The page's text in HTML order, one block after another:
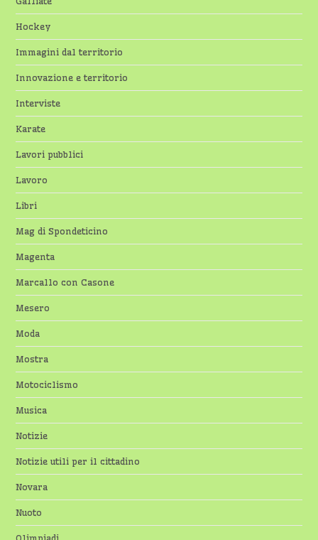
Hockey
Immagini dal territorio
Innovazione e territorio
Interviste
Karate
Lavori pubblici
Lavoro
Libri
Mag di Spondeticino
Magenta
Marcallo con Casone
Mesero
Moda
Mostra
Motociclismo
Musica
Notizie
Notizie utili per il cittadino
Novara
Nuoto